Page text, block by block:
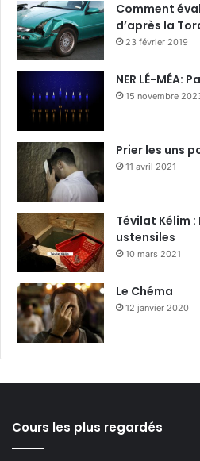
Comment
d’après la
23 février 2019
NER LÉ-MÉA:
15 novembre
Prier les uns
11 avril 2021
Tévilat Kélim :
ustensiles
10 mars 2021
Le Chéma
12 janvier 2020
Cours les plus regardés